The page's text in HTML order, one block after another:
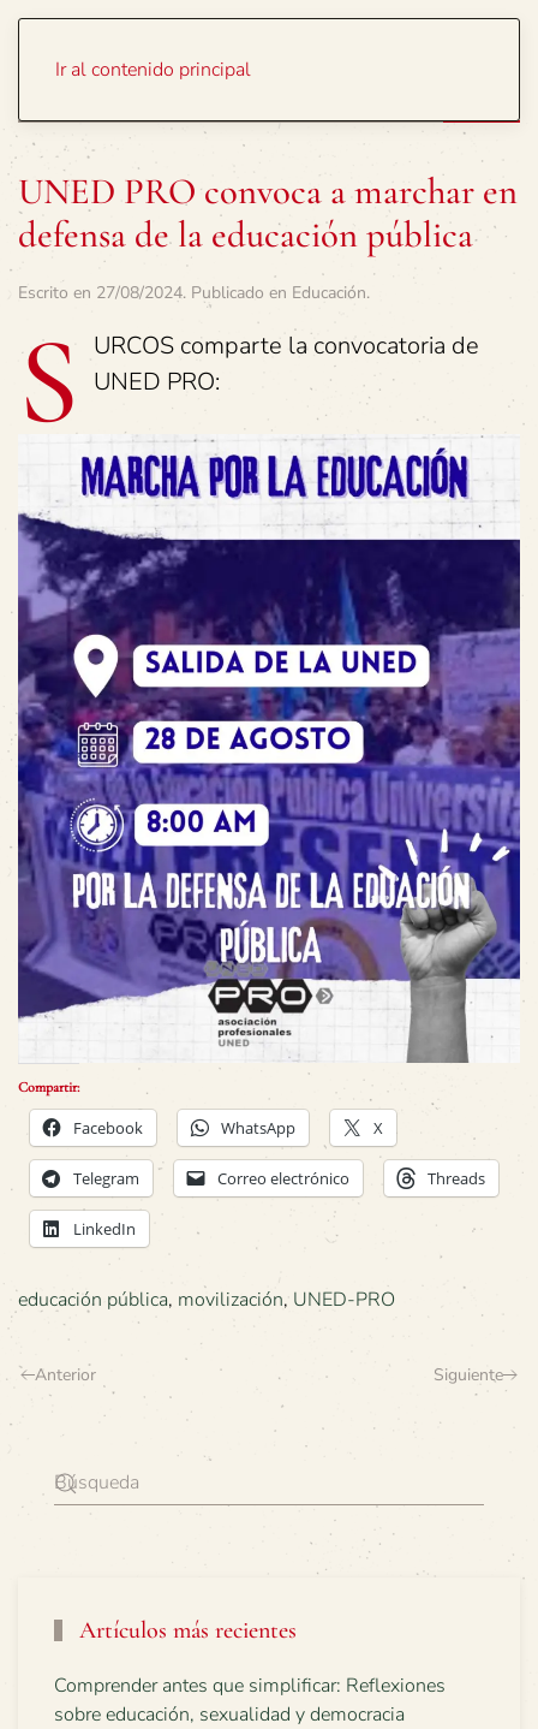
Ir al contenido principal
UNED PRO convoca a marchar en
defensa de la educación pública
Escrito en 27/08/2024. Publicado en Educación.
S
URCOS comparte la convocatoria de
UNED PRO:
Compartir:
Facebook WhatsApp X
Telegram Correo electrónico Threads
LinkedIn
educación pública, movilización, UNED-PRO
Anterior Siguiente
Artículos más recientes
Comprender antes que simplificar: Reflexiones
sobre educación, sexualidad y democracia